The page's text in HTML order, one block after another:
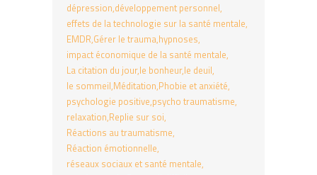
dépression développement personnel
effets de la technologie sur la santé mentale
EMDR Gérer le trauma hypnoses
impact économique de la santé mentale
La citation du jour le bonheur le deuil
le sommeil Méditation Phobie et anxiété
psychologie positive psycho traumatisme
relaxation Replie sur soi
Réactions au traumatisme
Réaction émotionnelle
réseaux sociaux et santé mentale